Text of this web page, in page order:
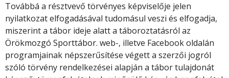
Továbbá a résztvevő törvényes képviselője jelen
nyilatkozat elfogadásával tudomásul veszi és elfogadja,
miszerint a tábor ideje alatt a táboroztatásról az
Örökmozgó Sporttábor. web-, illetve Facebook oldalán
programjainak népszerűsítése végett a szerzői jogról
szóló törvény rendelkezései alapján a tábor tulajdonát